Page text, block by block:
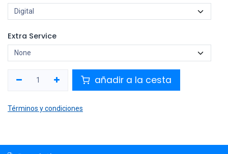
Extra Service
añadir a la cesta
Términos y condiciones